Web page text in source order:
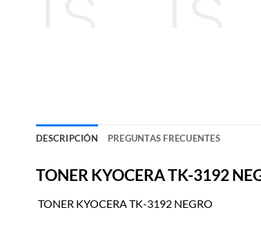
DESCRIPCIÓN PREGUNTAS FRECUENTES
TONER KYOCERA TK-3192
TONER KYOCERA TK-3192 NEGRO